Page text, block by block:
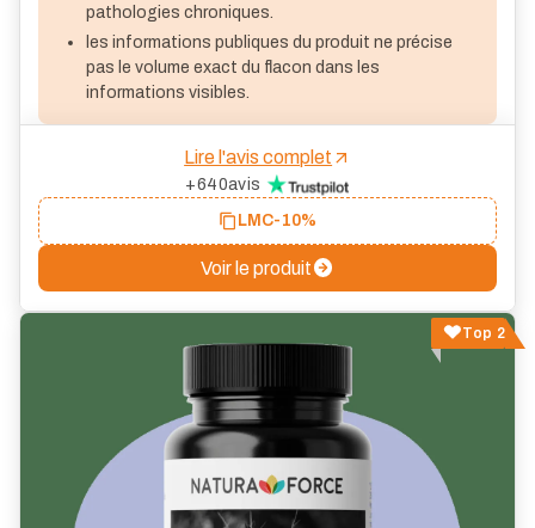
pathologies chroniques.
les informations publiques du produit ne précise
pas le volume exact du flacon dans les
informations visibles.
Lire l'avis complet
+640avis
LMC-10%
Voir le produit
Top 2